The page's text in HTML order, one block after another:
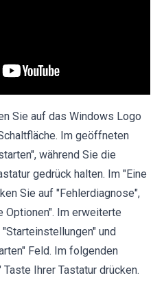
Sie auf das Windows Logo
Im geöffneten
während Sie die
gedrück halten. Im "Eine
Sie auf "Fehlerdiagnose",
Optionen". Im erweiterte
und
Feld. Im folgenden
Ihrer Tastatur drücken.